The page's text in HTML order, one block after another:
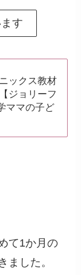
す
ックス教材
ジョリーフ
ママの子ど
て1か月の
ました。